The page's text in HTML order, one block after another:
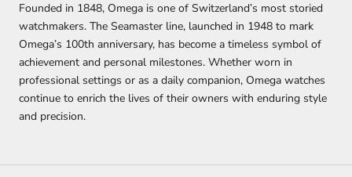
Founded in 1848, Omega is one of Switzerland’s most storied
watchmakers. The Seamaster line, launched in 1948 to mark
Omega’s 100th anniversary, has become a timeless symbol of
achievement and personal milestones. Whether worn in
professional settings or as a daily companion, Omega watches
continue to enrich the lives of their owners with enduring style
and precision.